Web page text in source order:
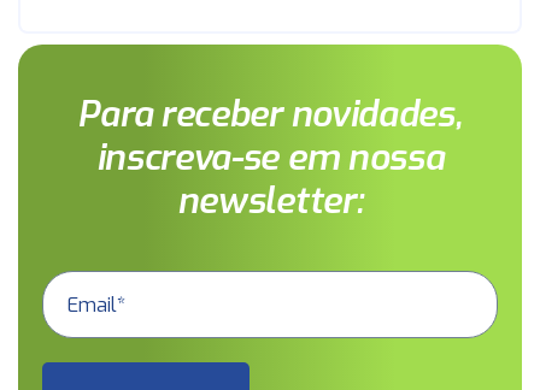
Para receber novidades,
inscreva-se em nossa
newsletter: